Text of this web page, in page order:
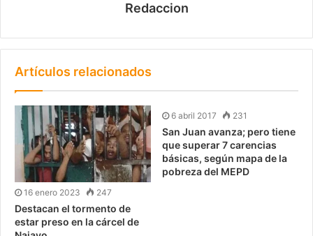
Redaccion
Artículos relacionados
16 enero 2023 247
Destacan el tormento de
estar preso en la cárcel de
6 abril 2017 231
San Juan avanza; pero tiene
que superar 7 carencias
básicas, según mapa de la
pobreza del MEPD